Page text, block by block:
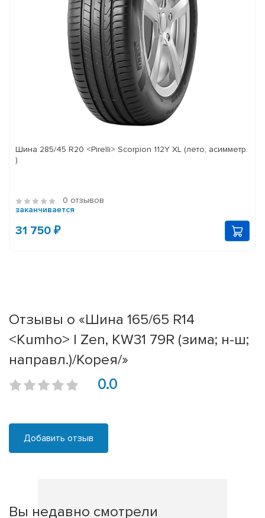
Шина 285/45 R20 <Pirelli> Scorpion 112Y XL (лето; асимметр.
)
0 отзывов
заканчивается
31 750 ₽
Отзывы о «Шина 165/65 R14
<Kumho> I Zen, KW31 79R (зима; н-ш;
направл.)/Корея/»
0.0
Добавить отзыв
Вы недавно смотрели